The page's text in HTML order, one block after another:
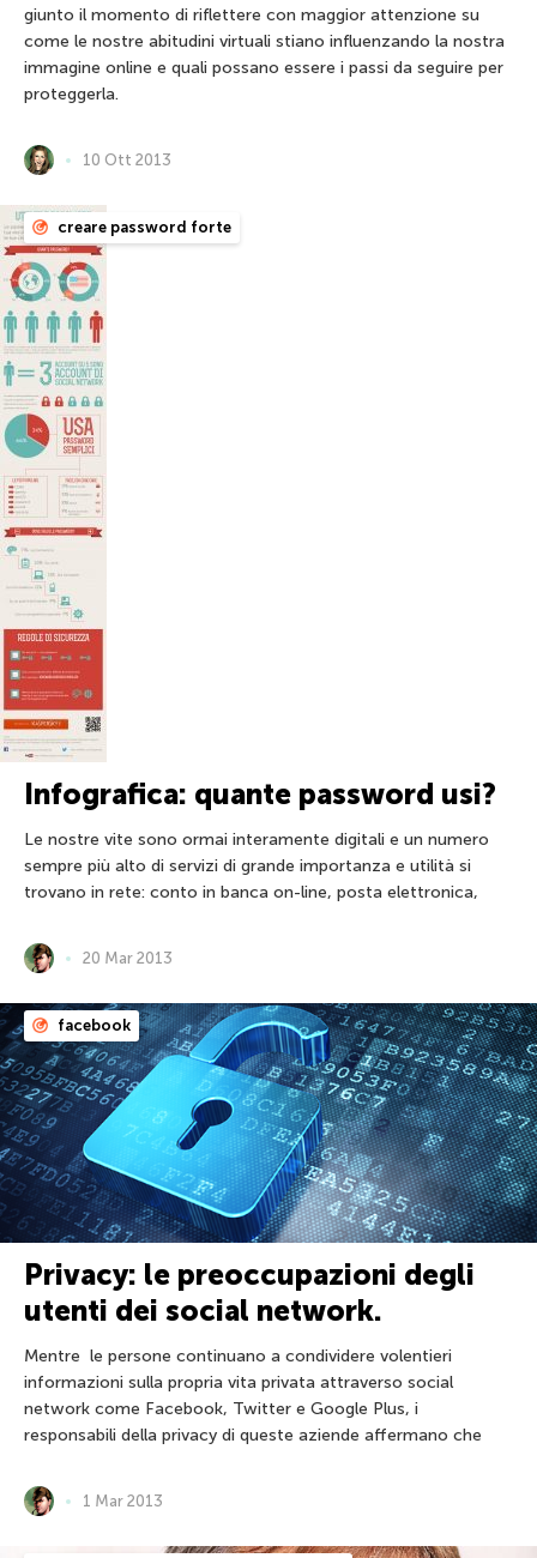
giunto il momento di riflettere con maggior attenzione su
come le nostre abitudini virtuali stiano influenzando la nostra
immagine online e quali possano essere i passi da seguire per
proteggerla.
10 Ott 2013
creare password forte
Infografica: quante password usi?
Le nostre vite sono ormai interamente digitali e un numero
sempre più alto di servizi di grande importanza e utilità si
trovano in rete: conto in banca on-line, posta elettronica,
20 Mar 2013
facebook
Privacy: le preoccupazioni degli
utenti dei social network.
Mentre le persone continuano a condividere volentieri
informazioni sulla propria vita privata attraverso social
network come Facebook, Twitter e Google Plus, i
responsabili della privacy di queste aziende affermano che
1 Mar 2013